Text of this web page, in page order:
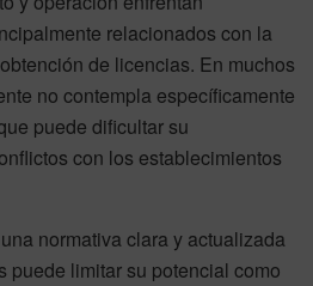
relacionados con la
de licencias. En muchos
no contempla específicamente
puede dificultar su
con los establecimientos
normativa clara y actualizada
puede limitar su potencial como